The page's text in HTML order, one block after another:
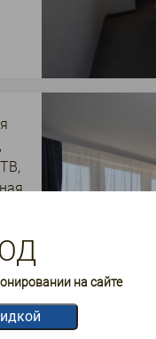
на сайте